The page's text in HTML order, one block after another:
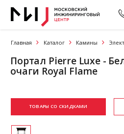
Главная Каталог Камины
Портал Pierre Luxe -
очаги Royal Flame
ТОВАРЫ СО СКИДКАМИ